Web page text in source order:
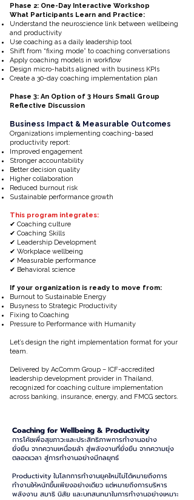
Phase 2: One-Day Interactive Workshop
What Participants Learn and Practice:
Understand the neuroscience link between wellbeing
and productivity
Use coaching as a daily leadership tool
Shift from “fixing mode” to coaching conversations
Apply coaching models in workflow
Design micro-habits aligned with business KPIs
Create a 30-day coaching implementation plan
Phase 3: An Option of 3 Hours Small Group
Reflective Discussion
Business Impact & Measurable Outcomes
Organizations implementing coaching-based
productivity report:
Improved engagement
Stronger accountability
Better decision quality
Higher collaboration
Reduced burnout risk
Sustainable performance growth
This program integrates:
✔ Coaching culture
✔ Coaching Skills
✔ Leadership Development
✔ Workplace wellbeing
✔ Measurable performance
✔ Behavioral science
If your organization is ready to move from:
Burnout to Sustainable Energy
Busyness to Strategic Productivity
Fixing to Coaching
Pressure to Performance with Humanity
Let’s design the right implementation format for your
team.
Delivered by AcComm Group – ICF-accredited
leadership development provider in Thailand,
recognized for coaching culture implementation
across banking, insurance, energy, and FMCG sectors.
Coaching for Wellbeing & Productivity
การโค้ชเพื่อสุขภาวะและประสิทธิภาพการทำงานอย่าง
ยั่งยืน จากความเหนื่อยล้า สู่พลังงานที่ยั่งยืน จากความยุ่ง
ตลอดเวลา สู่การทำงานอย่างมีกลยุทธ์
Productivity ในโลกการทำงานยุคใหม่ไม่ได้หมายถึงการ
ทำงานให้หนักขึ้นเพียงอย่างเดียว แต่หมายถึงการบริหาร
พลังงาน สมาธิ นิสัย และบทสนทนาในการทำงานอย่างเหมาะ